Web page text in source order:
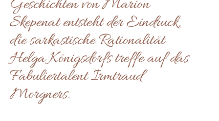
Geschichten von Marion
Skepenat entsteht der Eindruck,
die sarkastische Rationalität
Helga Königsdorfs treffe auf das
Fabuliertalent Irmtraud
Morgners.